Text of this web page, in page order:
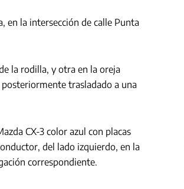
en la intersección de calle Punta
la rodilla, y otra en la oreja
trasladado a una
CX-3 color azul con placas
del lado izquierdo, en la
correspondiente.